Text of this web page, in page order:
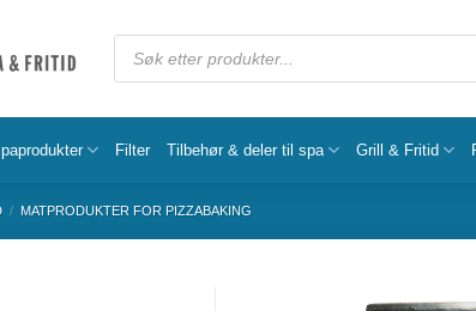
Filter Tilbehør & deler til spa Grill & Fritid
/ MATPRODUKTER FOR PIZZABAKING